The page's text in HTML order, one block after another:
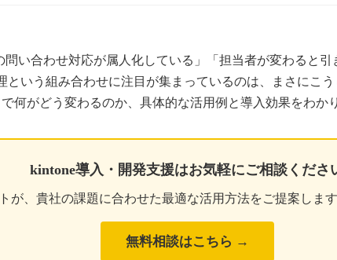
問い合わせ対応が属人化している」「担当者が変わる
という組み合わせに注目が集まっているのは、まさにこ
何がどう変わるのか、具体的な活用例と導入効果をわか
kintone導入・開発支援はお気軽にご相談くださ
が、貴社の課題に合わせた最適な活用方法をご提案しま
無料相談はこちら →